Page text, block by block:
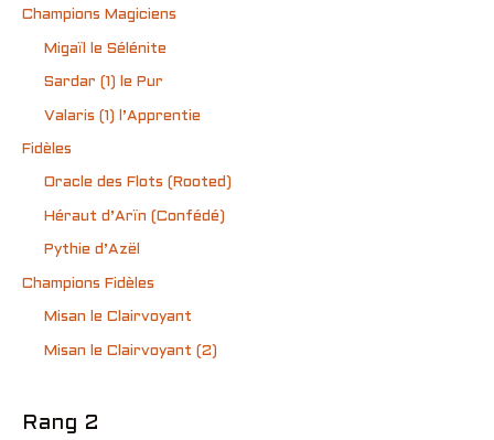
Champions Magiciens
Migaïl le Sélénite
Sardar (1) le Pur
Valaris (1) l’Apprentie
Fidèles
Oracle des Flots (Rooted)
Héraut d’Arïn (Confédé)
Pythie d’Azël
Champions Fidèles
Misan le Clairvoyant
Misan le Clairvoyant (2)
Rang 2